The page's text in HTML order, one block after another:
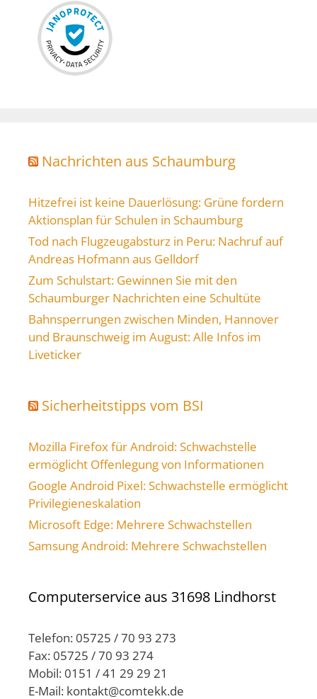
Nachrichten aus Schaumburg
Hitzefrei ist keine Dauerlösung: Grüne fordern
Aktionsplan für Schulen in Schaumburg
Tod nach Flugzeugabsturz in Peru: Nachruf auf
Andreas Hofmann aus Gelldorf
Zum Schulstart: Gewinnen Sie mit den
Schaumburger Nachrichten eine Schultüte
Bahnsperrungen zwischen Minden, Hannover
und Braunschweig im August: Alle Infos im
Liveticker
Sicherheitstipps vom BSI
Mozilla Firefox für Android: Schwachstelle
ermöglicht Offenlegung von Informationen
Google Android Pixel: Schwachstelle ermöglicht
Privilegieneskalation
Microsoft Edge: Mehrere Schwachstellen
Samsung Android: Mehrere Schwachstellen
Computerservice aus 31698 Lindhorst
Telefon: 05725 / 70 93 273
Fax: 05725 / 70 93 274
Mobil: 0151 / 41 29 29 21
E-Mail: kontakt@comtekk.de